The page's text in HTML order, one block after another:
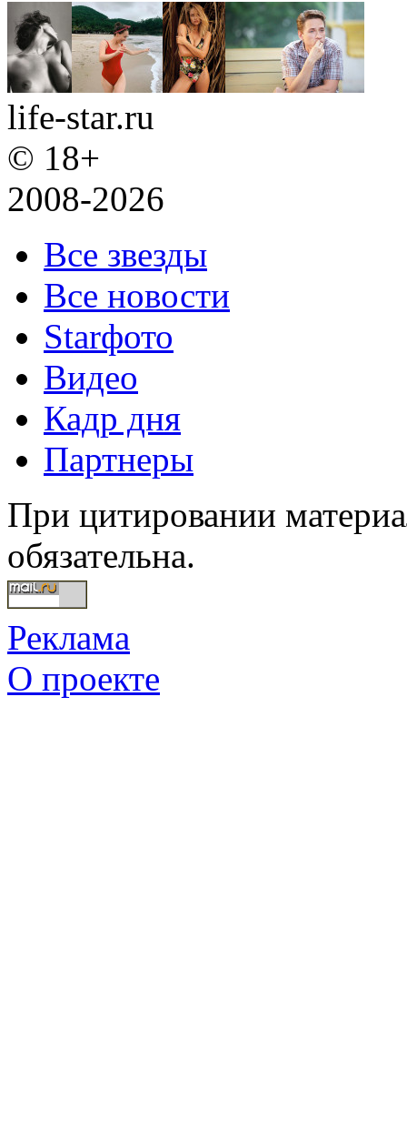
life-star.ru
© 18+
2008-2026
Все звезды
Все новости
Starфото
Видео
Кадр дня
Партнеры
При цитировании
обязательна.
Реклама
О проекте